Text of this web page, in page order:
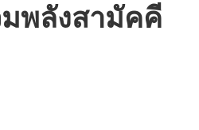
พลังสามัคคี